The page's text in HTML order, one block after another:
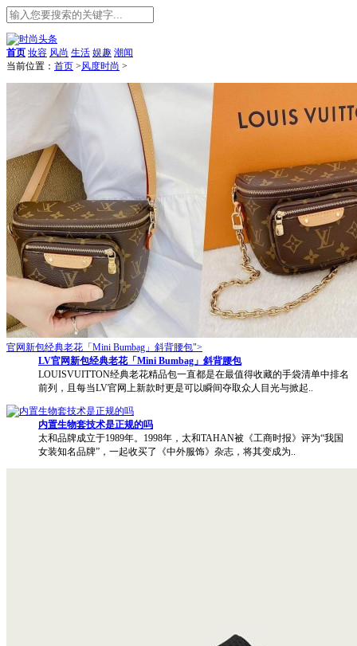
首页 妆容 风尚 生活 娱趣 潮闻
当前位置： 首页 >风度时尚 >
官网新包经典老花「Mini Bumbag」斜背腰包">
LV官网新包经典老花「Mini Bumbag」斜背腰包
LOUISVUITTON经典老花精品包一直都是在最值得收藏的手袋清单中排名
前列，且每当LV官网上新款时更是可以瞬间夺取众人目光与掀起..
内置生物套技术是正规的吗
太和品牌成立于1989年。1998年，太和TAHAN被《工商时报》评为“我国
女装知名品牌”，一起收买了《中外服饰》杂志，将其变成为..